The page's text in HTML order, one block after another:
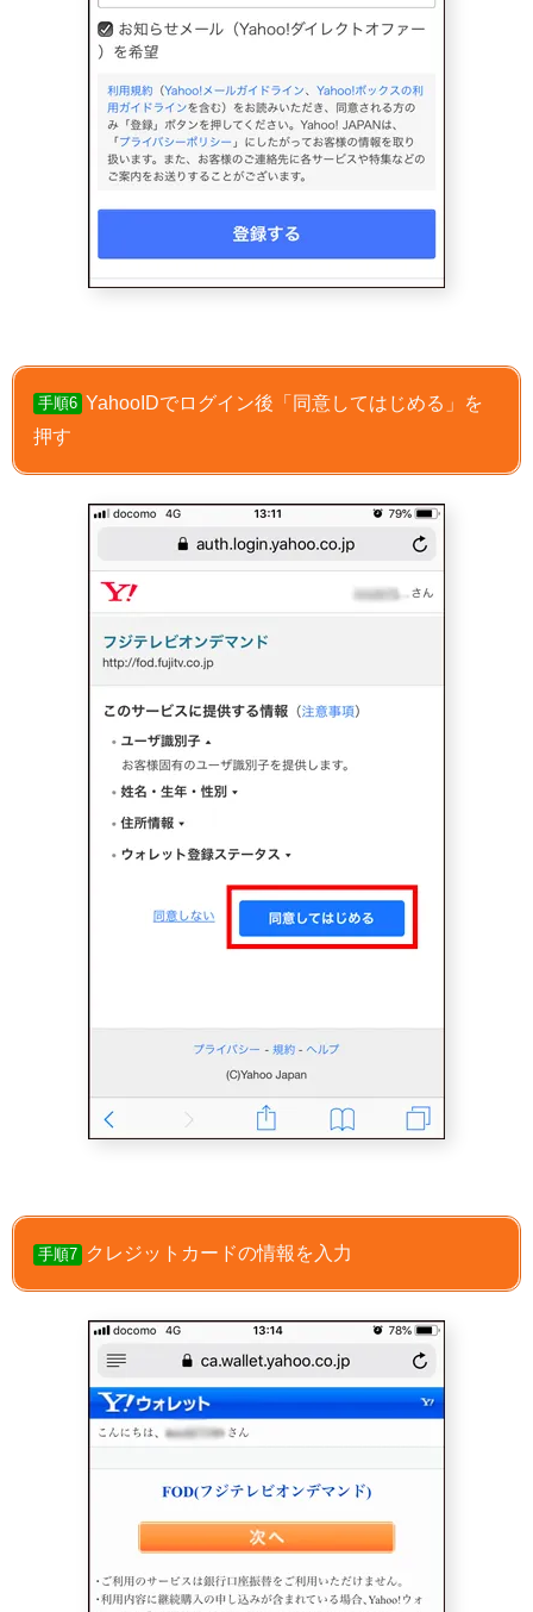
手順6 YahooIDでログイン後「同意してはじめる」を
押す
手順7 クレジットカードの情報を入力